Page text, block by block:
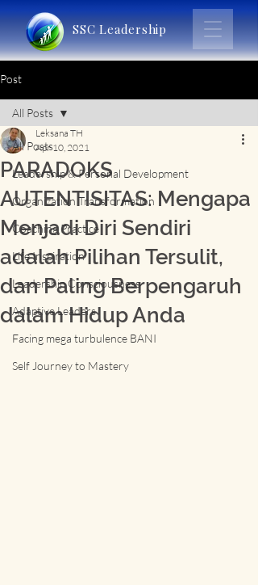
SSC Leadership
Post
All Posts
Leadership & Personal Development
Organization Transformation
Coaching Practice
Life Inspiration
Leadership Consciousness
Adaptive Leaders
Facing mega turbulence BANI
Self Journey to Mastery
All Posts
PARADOKS
AUTENTISITAS: Mengapa
Menjadi Diri Sendiri
adalah Pilihan Tersulit,
dan Paling Berpengaruh
dalam Hidup Anda
Leksana TH
Apr 10, 2021